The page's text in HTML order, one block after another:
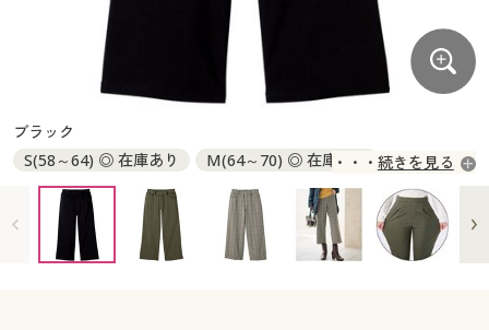
大きいサイズ レディース下着
大きいサイズ メンズ
大きいサイズ 事務・制服
シークレットセール
商品カテゴリ一覧
カタログ・チラシからのご注文
デジタルカタログ
カタログ無料プレゼント
大きいサイズ メンズ
大きいサイズ 事務・制服
カタログ・チラシからのご注文
カタログ無料プレゼント
会員メニュー
ブラック
S(58～64) ◎ 在庫あり
M(64～70) ◎ 在庫あり
L(69～77) ◎ 在庫あり
LL(77～85) ◎ 在庫あり
3L(85～93) ○ 在庫わずか
続きを見る